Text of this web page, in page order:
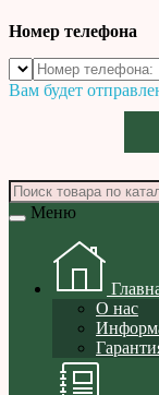
Номер телефона
Вам будет
Меню
О нас